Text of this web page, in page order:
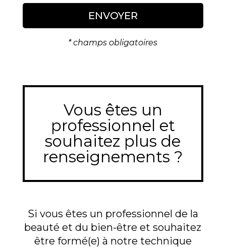
ENVOYER
* champs obligatoires
Vous êtes un
professionnel et
souhaitez plus de
renseignements ?
Si vous êtes un professionnel de la
beauté et du bien-être et souhaitez
être formé(e) à notre technique